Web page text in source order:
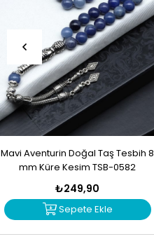
Mavi Aventurin Doğal Taş Tesbih 8
mm Küre Kesim TSB-0582
₺249,90
Sepete Ekle